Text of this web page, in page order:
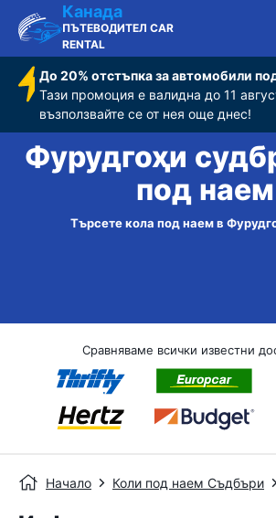
Канада
ПЪТЕВОДИТЕЛ CAR
RENTAL
До 20% отстъпка за автомобили
Тази промоция е валидна до 11
възползвайте се от нея още днес!
Фурудгоҳи
под наем
Търсете кола под наем в
Сравняваме всички известни
Начало Коли под наем Съдбъри